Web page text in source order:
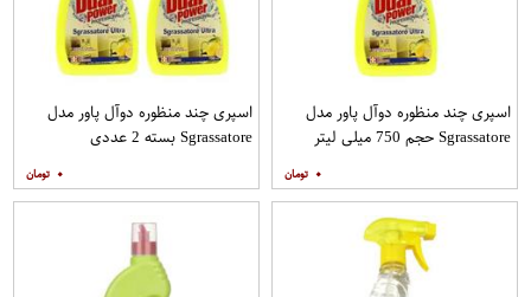
اسپری چند منظوره دوآل پاور مدل
Sgrassatore حجم 750 میلی لیتر
۰
اسپری چند منظوره دوآل پاور مدل
Sgrassatore بسته 2 عددی
۰